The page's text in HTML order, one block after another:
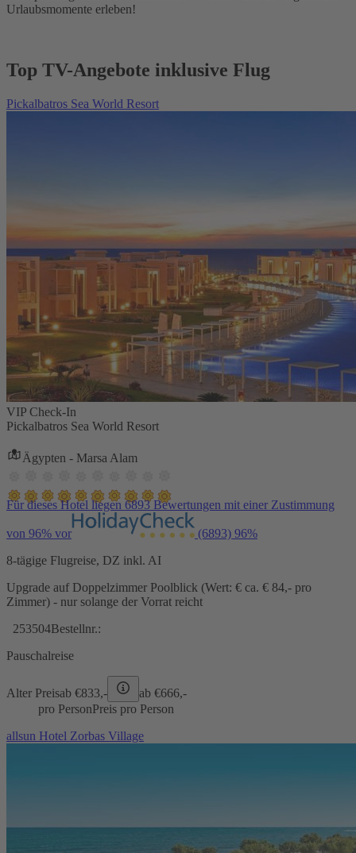
Urlaubsmomente erleben!
Top TV-Angebote inklusive Flug
Pickalbatros Sea World Resort
VIP Check-In
Pickalbatros Sea World Resort
Ägypten - Marsa Alam
Für dieses Hotel liegen 6893 Bewertungen mit einer Zustimmung
von 96% vor (6893) 96%
8-tägige Flugreise, DZ inkl. AI
Upgrade auf Doppelzimmer Poolblick (Wert: € ca. € 84,- pro
Zimmer) - nur solange der Vorrat reicht
253504Bestellnr.:
Pauschalreise
Alter Preisab €833,- ab €666,-
pro PersonPreis pro Person
allsun Hotel Zorbas Village